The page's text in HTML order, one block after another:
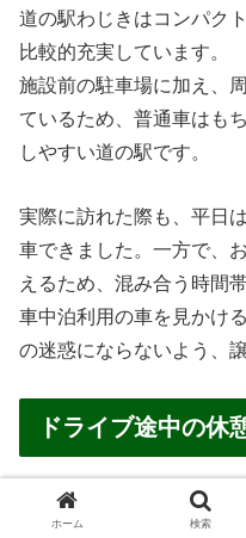
道の駅わじきはコンパク
比較的充実しています。
施設前の駐車場に加え、
ているため、普通車はも
しやすい道の駅です。
実際に訪れた際も、平日
車できました。一方で、
えるため、混み合う時間
車中泊利用の車を見かけ
の迷惑にならないよう、
ドライブ途中の休
国道195号線は徳島県と
ホーム 検索